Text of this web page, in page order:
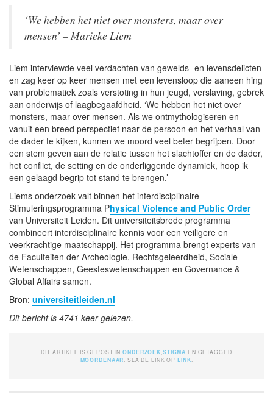
‘We hebben het niet over monsters, maar over
mensen’ – Marieke Liem
Liem interviewde veel verdachten van gewelds- en levensdelicten
en zag keer op keer mensen met een levensloop die aaneen hing
van problematiek zoals verstoting in hun jeugd, verslaving, gebrek
aan onderwijs of laagbegaafdheid. ‘We hebben het niet over
monsters, maar over mensen. Als we ontmythologiseren en
vanuit een breed perspectief naar de persoon en het verhaal van
de dader te kijken, kunnen we moord veel beter begrijpen. Door
een stem geven aan de relatie tussen het slachtoffer en de dader,
het conflict, de setting en de onderliggende dynamiek, hoop ik
een gelaagd begrip tot stand te brengen.’
Liems onderzoek valt binnen het interdisciplinaire
Stimuleringsprogramma Physical Violence and Public Order
van Universiteit Leiden. Dit universiteitsbrede programma
combineert interdisciplinaire kennis voor een veiligere en
veerkrachtige maatschappij. Het programma brengt experts van
de Faculteiten der Archeologie, Rechtsgeleerdheid, Sociale
Wetenschappen, Geesteswetenschappen en Governance &
Global Affairs samen.
Bron: universiteitleiden.nl
Dit bericht is 4741 keer gelezen.
DIT ARTIKEL IS GEPOST INONDERZOEK STIGMA EN GETAGGED
MOORDENAAR . SLA DE LINK OPLINK